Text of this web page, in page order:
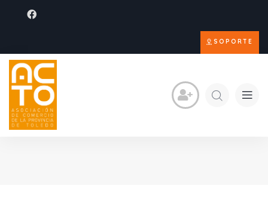
SOPORTE